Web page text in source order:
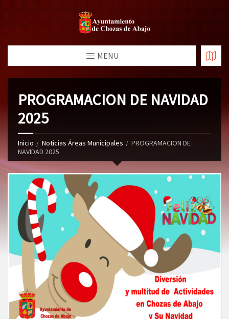
MENU
PROGRAMACION DE NAVIDAD
2025
Inicio Noticias Áreas Municipales
PROGRAMACION DE
NAVIDAD 2025